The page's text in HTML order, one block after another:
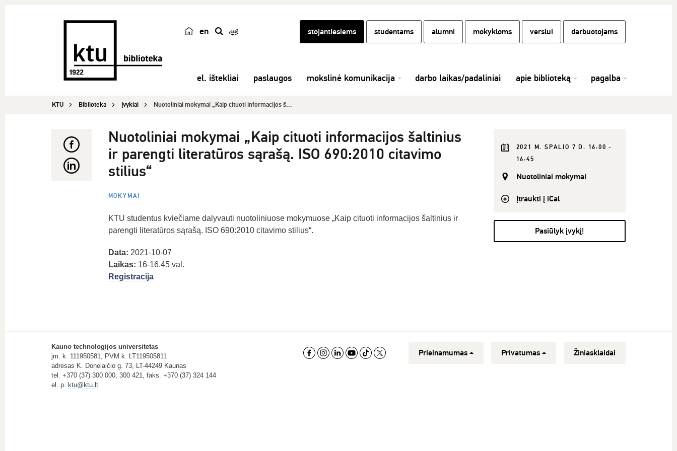
en
e
k
stojantiesiems studentams alumni mokykloms verslui darbuotojams
el. ištekliai paslaugos mokslinė komunikacija darbo laikas/padaliniai apie biblioteką pagalba
KTU Biblioteka Įvykiai Nuotoliniai mokymai „Kaip cituoti informacijos š...
Nuotoliniai mokymai „Kaip cituoti informacijos šaltinius
ir parengti literatūros sąrašą. ISO 690:2010 citavimo
stilius“
MOKYMAI
KTU studentus kviečiame dalyvauti nuotoliniuose mokymuose „Kaip cituoti informacijos šaltinius ir
parengti literatūros sąrašą. ISO 690:2010 citavimo stilius“.
Data: 2021-10-07
Laikas: 16-16.45 val.
Registracija
2021 M. SPALIO 7 D. 16:00 -
16:45
Nuotoliniai mokymai
Įtraukti į iCal
Pasiūlyk įvykį!
Kauno technologijos universitetas
įm. k. 111950581, PVM k. LT119505811
adresas K. Donelaičio g. 73, LT-44249 Kaunas
tel. +370 (37) 300 000, 300 421, faks. +370 (37) 324 144
el. p. ktu@ktu.lt
Prieinamumas Privatumas Žiniasklaidai